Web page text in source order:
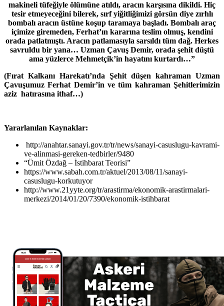
makineli tüfeğiyle ölümüne atıldı, aracın karşısına dikildi. Hiç
tesir etmeyeceğini bilerek, sırf yiğitliğimizi görsün diye zırhlı
bombalı aracın üstüne koşup taramaya başladı. Bombalı araç
içimize giremeden, Ferhat’ın kararına teslim olmuş, kendini
orada patlatmıştı. Aracın patlamasıyla sarsıldı tüm dağ. Herkes
savruldu bir yana… Uzman Çavuş Demir, orada şehit düştü
ama yüzlerce Mehmetçik’in hayatını kurtardı…”
(Fırat Kalkanı Harekatı’nda Şehit düşen kahraman Uzman
Çavuşumuz Ferhat Demir’in ve tüm kahraman Şehitlerimizin
aziz hatırasına ithaf…)
Yararlanılan Kaynaklar:
http://anahtar.sanayi.gov.tr/tr/news/sanayi-casuslugu-kavrami-
ve-alinmasi-gereken-tedbirler/9480
“Ümit Özdağ – İstihbarat Teorisi”
https://www.sabah.com.tr/aktuel/2013/08/11/sanayi-
casuslugu-korkutuyor
http://www.21yyte.org/tr/arastirma/ekonomik-arastirmalari-
merkezi/2014/01/20/7390/ekonomik-istihbarat